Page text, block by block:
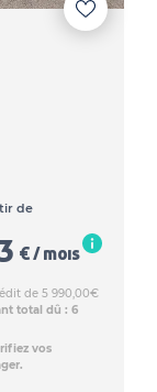
de
€ / mois
de 5 990,00€
total dû : 6
vos